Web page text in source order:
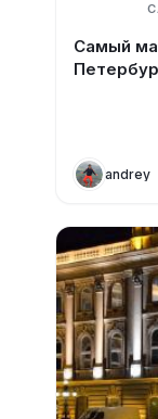
Самый
andrey